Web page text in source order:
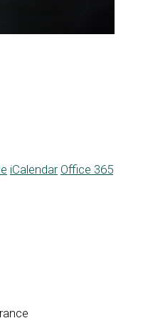
iCalendar Office 365